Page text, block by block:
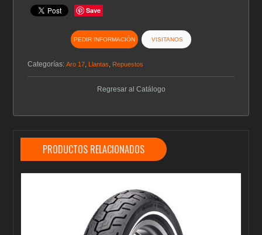
Save
PEDIR INFORMACIÓN VISITANOS
Categorías:Aro 17, Llantas, Repuestos
Regresar al Catálogo
PRODUCTOS RELACIONADOS